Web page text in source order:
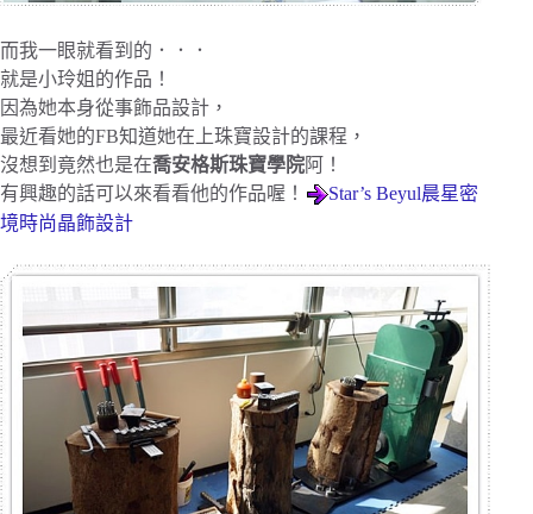
而我一眼就看到的．．．
就是小玲姐的作品！
因為她本身從事飾品設計，
最近看她的FB知道她在上珠寶設計的課程，
沒想到竟然也是在喬安格斯珠寶學院阿！
有興趣的話可以來看看他的作品喔！
Star’s Beyul晨星密
境時尚晶飾設計